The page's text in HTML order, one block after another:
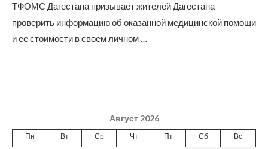
ТФОМС Дагестана призывает жителей Дагестана
проверить информацию об оказанной медицинской помощи
и ее стоимости в своем личном …
Август 2026
Пн Вт Ср Чт Пт Сб Вс